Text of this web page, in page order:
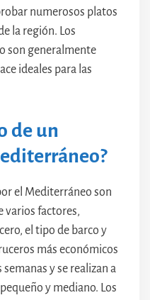
numerosos platos
la región. Los
son generalmente
ideales para las
de un
el Mediterráneo son
varios factores,
el tipo de barco y
más económicos
y se realizan a
y mediano. Los